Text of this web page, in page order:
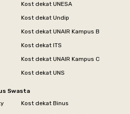
Kost dekat UNESA
Kost dekat Undip
Kost dekat UNAIR Kampus B
Kost dekat ITS
Kost dekat UNAIR Kampus C
Kost dekat UNS
Swasta
Kost dekat Binus